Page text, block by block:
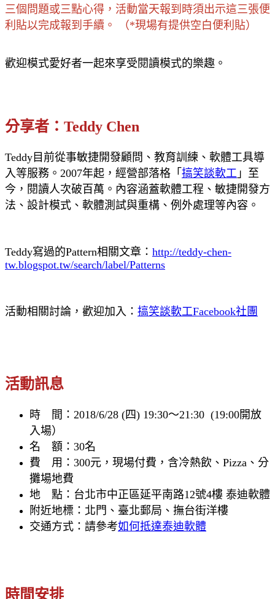
三個問題或三點心得，活動當天報到時須出示這三張便
利貼以完成報到手續。 （*現場有提供空白便利貼）
歡迎模式愛好者一起來享受閱讀模式的樂趣。
分享者：Teddy Chen
Teddy目前從事敏捷開發顧問、教育訓練、軟體工具導
入等服務。2007年起，經營部落格「 搞笑談軟工 」至
今，閱讀人次破百萬。內容涵蓋軟體工程、敏捷開發方
法、設計模式、軟體測試與重構、例外處理等內容。
Teddy寫過的Pattern相關文章： http://teddy-chen-
tw.blogspot.tw/search/label/Patterns
活動相關討論，歡迎加入： 搞笑談軟工Facebook社團
活動訊息
時 間：2018/6/28 (四) 19:30～21:30 (19:00開放
入場）
名 額：30名
費 用：300元，現場付費，含冷熱飲、Pizza、分
攤場地費
地 點：台北市中正區延平南路12號4樓 泰迪軟體
附近地標：北門、臺北郵局、撫台街洋樓
交通方式：請參考如何抵達泰迪軟體
時間安排